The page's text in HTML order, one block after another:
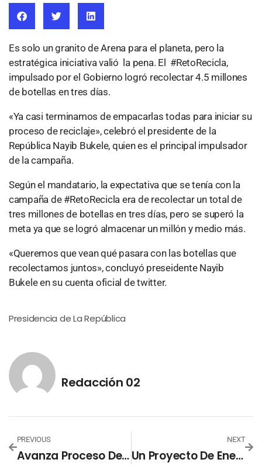
Es solo un granito de Arena para el planeta, pero la
estratégica iniciativa valió la pena. El #RetoRecicla,
impulsado por el Gobierno logró recolectar 4.5 millones
de botellas en tres días.
«Ya casi terminamos de empacarlas todas para iniciar su
proceso de reciclaje», celebró el presidente de la
República Nayib Bukele, quien es el principal impulsador
de la campaña.
Según el mandatario, la expectativa que se tenía con la
campaña de #RetoRecicla era de recolectar un total de
tres millones de botellas en tres días, pero se superó la
meta ya que se logró almacenar un millón y medio más.
«Queremos que vean qué pasara con las botellas que
recolectamos juntos», concluyó preseidente Nayib
Bukele en su cuenta oficial de twitter.
Presidencia de La República
Redacción 02
PREVIOUS
Avanza Proceso De Beatificación Del Sacerdote Salvadoreño Rutilio Grande
NEXT
Un Proyecto De Energía Verde, La Propuesta De Samuel Doria Medina